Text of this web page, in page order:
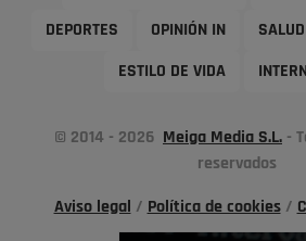
DEPORTES OPINIÓN IN SALUD
ESTILO DE VIDA
© 2014 - 2026 Meiga Media S.L. -
reservados
Aviso legal / Política de cookies/